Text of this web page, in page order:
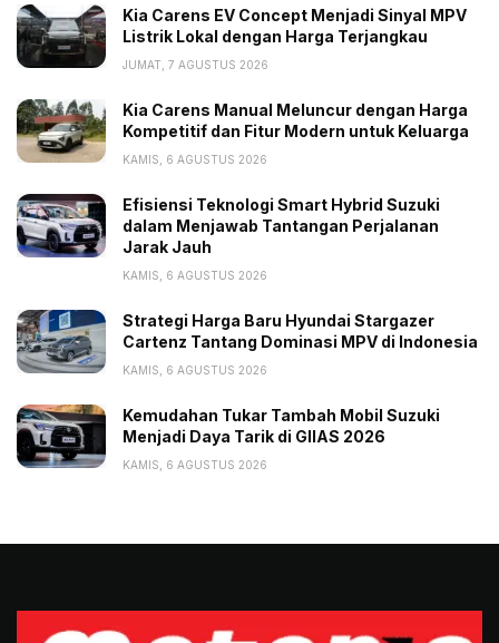
Tags: Baterai EV Indonesia Harga
Kia Carens EV Concept Menjadi Sinyal MPV
Listrik Lokal dengan Harga Terjangkau
JUMAT, 7 AGUSTUS 2026
Kia Carens Manual Meluncur dengan Harga
Kompetitif dan Fitur Modern untuk Keluarga
KAMIS, 6 AGUSTUS 2026
Efisiensi Teknologi Smart Hybrid Suzuki
dalam Menjawab Tantangan Perjalanan
Jarak Jauh
KAMIS, 6 AGUSTUS 2026
Strategi Harga Baru Hyundai Stargazer
Cartenz Tantang Dominasi MPV di Indonesia
KAMIS, 6 AGUSTUS 2026
Kemudahan Tukar Tambah Mobil Suzuki
Menjadi Daya Tarik di GIIAS 2026
KAMIS, 6 AGUSTUS 2026